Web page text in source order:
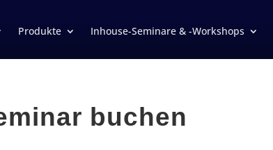
Produkte Inhouse-Seminare & -Workshops
buchen